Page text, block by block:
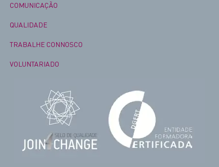
COMUNICAÇÃO
QUALIDADE
TRABALHE CONNOSCO
VOLUNTARIADO